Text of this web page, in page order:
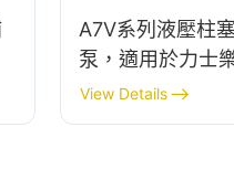
A7V系列液壓柱
泵，適用於力士
View Details